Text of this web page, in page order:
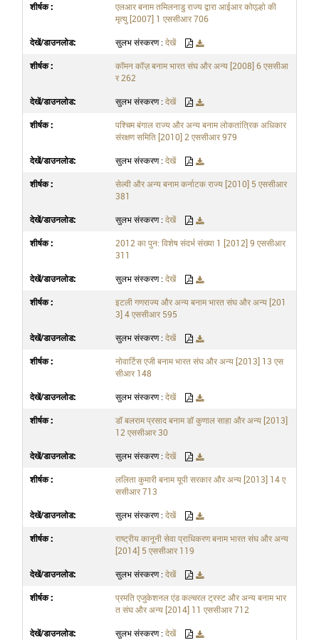
एलआर बनाम तमिलनाडु राज्य द्वारा आईआर कोएल्हो की
मृत्यु [2007] 1 एससीआर 706
सुलभ संस्करण :देखें
कॉमन कॉज़ बनाम भारत संघ और अन्य [2008] 6 एससीआ
र 262
सुलभ संस्करण : देखें
पश्चिम बंगाल राज्य और अन्य बनाम लोकतांत्रिक अधिकार
संरक्षण समिति [2010] 2 एससीआर 979
सुलभ संस्करण :देखें
सेल्वी और अन्य बनाम कर्नाटक राज्य [2010] 5 एससीआर
381
सुलभ संस्करण : देखें
2012 का पुन: विशेष संदर्भ संख्या 1 [2012] 9 एससीआर
311
सुलभ संस्करण :देखें
इटली गणराज्य और अन्य बनाम भारत संघ और अन्य [201
3] 4 एससीआर 595
सुलभ संस्करण : देखें
नोवार्टिस एजी बनाम भारत संघ और अन्य [2013] 13 एस
सीआर 148
सुलभ संस्करण :देखें
डॉ बलराम प्रसाद बनाम डॉ कुणाल साहा और अन्य [2013]
12 एससीआर 30
सुलभ संस्करण : देखें
ललिता कुमारी बनाम यूपी सरकार और अन्य [2013] 14 ए
ससीआर 713
सुलभ संस्करण :देखें
राष्ट्रीय कानूनी सेवा प्राधिकरण बनाम भारत संघ और अन्य
[2014] 5 एससीआर 119
सुलभ संस्करण : देखें
प्रमति एजुकेशनल एंड कल्चरल ट्रस्ट और अन्य बनाम भार
त संघ और अन्य [2014] 11 एससीआर 712
सुलभ संस्करण :देखें